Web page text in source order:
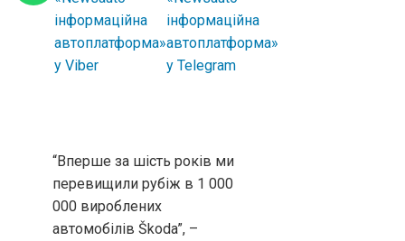
“Вперше за шість років ми
перевищили рубіж в 1 000
000 вироблених
автомобілів Škoda”, –